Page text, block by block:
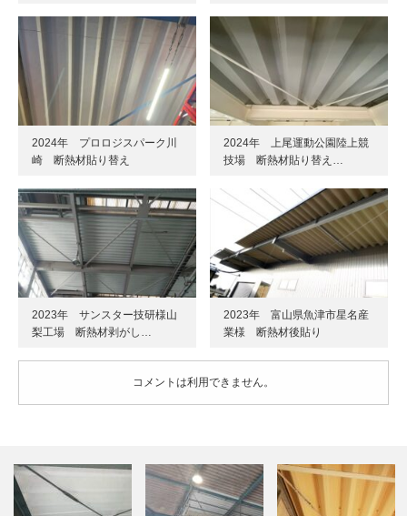
2024年 プロロジスパーク川
崎 断熱材貼り替え
2024年 上尾運動公園陸上競
技場 断熱材貼り替え…
2023年 サンスター技研様山
梨工場 断熱材剥がし…
2023年 富山県魚津市星名産
業様 断熱材後貼り
コメントは利用できません。